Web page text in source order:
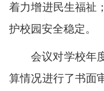
着力增进民生福祉
护校园安全稳定。
会议对学校年
算情况进行了书面